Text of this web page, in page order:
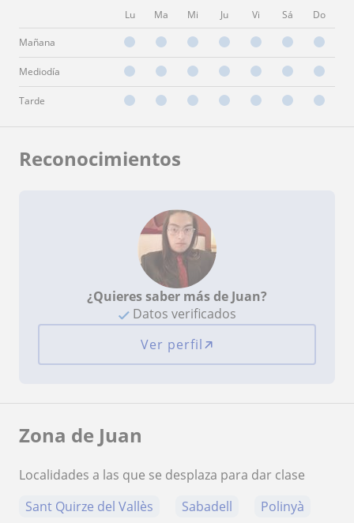
Lu Ma Mi Ju Vi Sá Do
Mañana
Mediodía
Tarde
Reconocimientos
¿Quieres saber más de Juan?
Datos verificados
Ver perfil
Zona de Juan
Localidades a las que se desplaza para dar clase
Sant Quirze del Vallès
Sabadell Polinyà